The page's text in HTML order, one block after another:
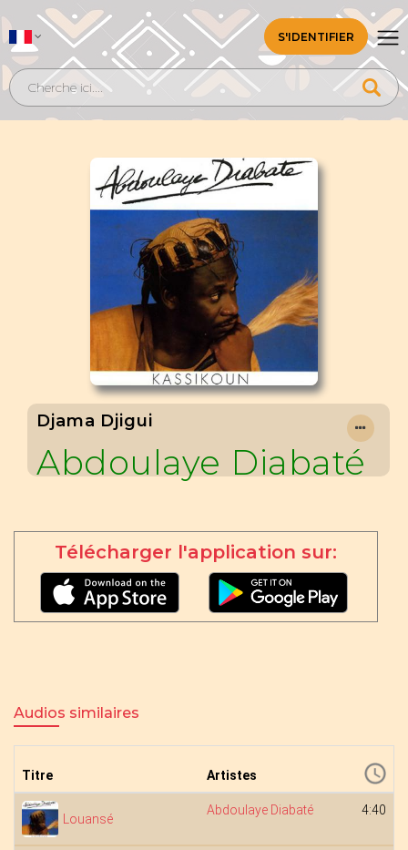
S'IDENTIFIER
Djama Djigui
Abdoulaye Diabaté
Télécharger l'application sur:
Audios similaires
Titre Artistes
Louansé
Abdoulaye Diabaté 4:40